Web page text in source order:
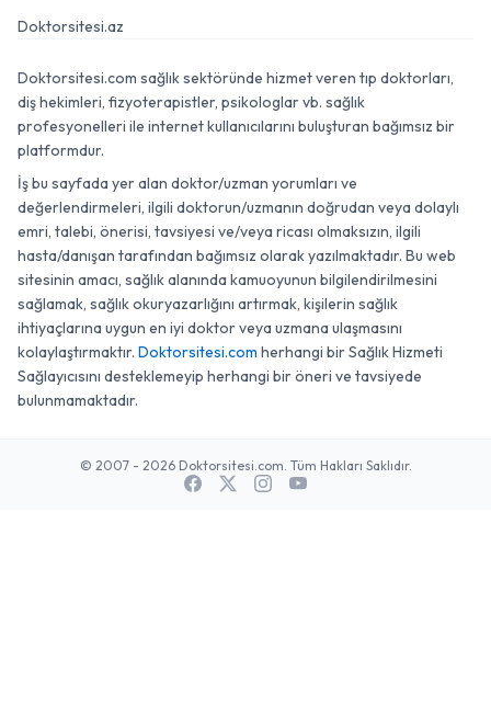
Doktorsitesi.az
Doktorsitesi.com sağlık sektöründe hizmet veren tıp doktorları,
diş hekimleri, fizyoterapistler, psikologlar vb. sağlık
profesyonelleri ile internet kullanıcılarını buluşturan bağımsız bir
platformdur.
İş bu sayfada yer alan doktor/uzman yorumları ve
değerlendirmeleri, ilgili doktorun/uzmanın doğrudan veya dolaylı
emri, talebi, önerisi, tavsiyesi ve/veya ricası olmaksızın, ilgili
hasta/danışan tarafından bağımsız olarak yazılmaktadır. Bu web
sitesinin amacı, sağlık alanında kamuoyunun bilgilendirilmesini
sağlamak, sağlık okuryazarlığını artırmak, kişilerin sağlık
ihtiyaçlarına uygun en iyi doktor veya uzmana ulaşmasını
kolaylaştırmaktır. Doktorsitesi.com herhangi bir Sağlık Hizmeti
Sağlayıcısını desteklemeyip herhangi bir öneri ve tavsiyede
bulunmamaktadır.
© 2007 - 2026 Doktorsitesi.com. Tüm Hakları Saklıdır.